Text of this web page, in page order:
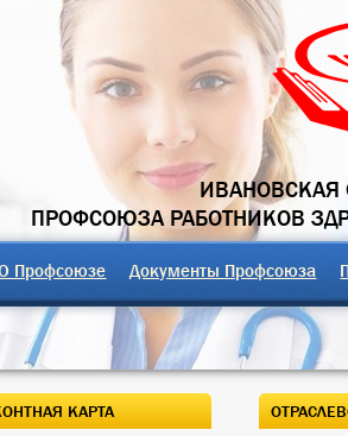
ИВАНОВСКАЯ
ПРОФСОЮЗА РАБОТНИКОВ
Профсоюзе Документы Профсоюза
КАРТА